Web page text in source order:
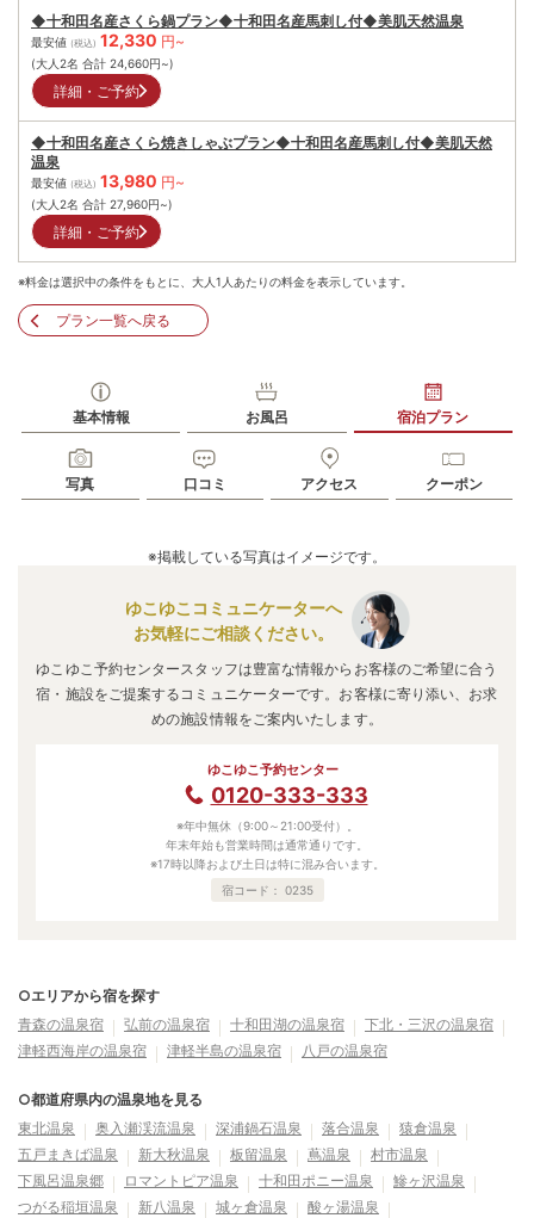
◆十和田名産さくら鍋プラン◆十和田名産馬刺し付◆美肌天然温泉
最安値 (税込) 12,330 円~
(大人2名 合計 24,660円~)
詳細・ご予約
◆十和田名産さくら焼きしゃぶプラン◆十和田名産馬刺し付◆美肌天然
温泉
最安値 (税込) 13,980 円~
(大人2名 合計 27,960円~)
詳細・ご予約
※料金は選択中の条件をもとに、大人1人あたりの料金を表示しています。
プラン一覧へ戻る
基本情報 お風呂 宿泊プラン
写真 口コミ アクセス クーポン
※掲載している写真はイメージです。
ゆこゆこコミュニケーターへ
お気軽にご相談ください。
ゆこゆこ予約センタースタッフは豊富な情報からお客様のご希望に合う
宿・施設をご提案するコミュニケーターです。お客様に寄り添い、お求
めの施設情報をご案内いたします。
ゆこゆこ予約センター
0120-333-333
※年中無休（9:00～21:00受付）。
年末年始も営業時間は通常通りです。
※17時以降および土日は特に混み合います。
宿コード： 0235
○エリアから宿を探す
青森の温泉宿
弘前の温泉宿 十和田湖の温泉宿
下北・三沢の温泉宿
津軽西海岸の温泉宿
津軽半島の温泉宿 八戸の温泉宿
○都道府県内の温泉地を見る
東北温泉
奥入瀬渓流温泉 深浦鍋石温泉 落合温泉
猿倉温泉
五戸まきば温泉
新大秋温泉 板留温泉 蔦温泉
村市温泉
下風呂温泉郷
ロマントピア温泉 十和田ポニー温泉
鰺ヶ沢温泉
つがる稲垣温泉
新八温泉 城ヶ倉温泉
酸ヶ湯温泉